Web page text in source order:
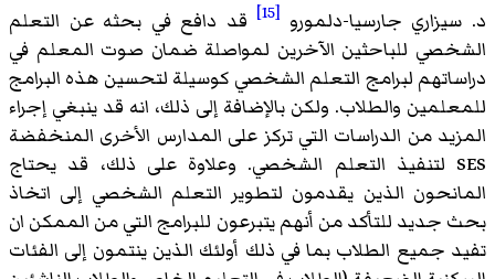
د. سيزاري جارسيا-دلمورو [15]
قد دافع في بحثه عن التعلم
الشخصي للباحثين الآخرين لمواصلة ضمان صوت المعلم في
دراساتهم لبرامج التعلم الشخصي كوسيلة لتحسين هذه البرامج
للمعلمين والطلاب. ولكن بالإضافة إلى ذلك، انه قد ينبغي إجراء
المزيد من الدراسات التي تركز على المدارس الأخرى المنخفضة
SES لتنفيذ التعلم الشخصي. وعلاوة على ذلك، قد يحتاج
المانحون الذين يقدمون لتطوير التعلم الشخصي إلى اتخاذ
بحث جديد للتأكد من أنهم يتبرعون للبرامج التي من الممكن ان
تفيد جميع الطلاب بما في ذلك أولئك الذين ينتمون إلى الفئات